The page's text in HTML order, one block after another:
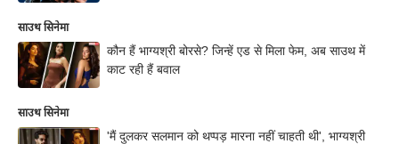
साउथ सिनेमा
कौन हैं भाग्यश्री बोरसे? जिन्हें एड से मिला फेम, अब साउथ में
काट रही हैं बवाल
साउथ सिनेमा
'मैं दुलकर सलमान को थप्पड़ मारना नहीं चाहती थी', भाग्यश्री